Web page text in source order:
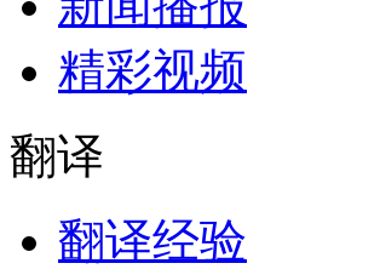
精彩视频
翻译
翻译经验